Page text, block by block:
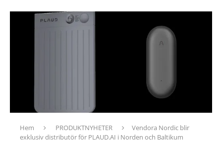
Hem PRODUKTNYHETER
Vendora Nordic blir
exklusiv distributör för PLAUD.AI i Norden och Baltikum